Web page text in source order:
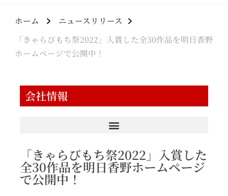
ホーム
ニュースリリース
「きゃらびもち祭2022」入賞した全30作品を明日香野
ホームページで公開中！
会社情報
「きゃらびもち祭2022」入賞した
全30作品を明日香野ホームページ
で公開中！